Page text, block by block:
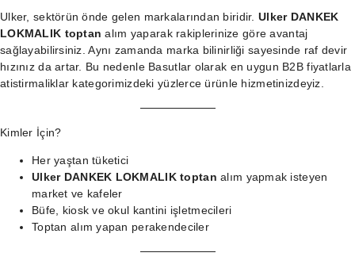
Ulker, sektörün önde gelen markalarından biridir. Ulker DANKEK
LOKMALIK toptan alım yaparak rakiplerinize göre avantaj
sağlayabilirsiniz. Aynı zamanda marka bilinirliği sayesinde raf devir
hızınız da artar. Bu nedenle Basutlar olarak en uygun B2B fiyatlarla
atistirmaliklar kategorimizdeki yüzlerce ürünle hizmetinizdeyiz.
Kimler İçin?
Her yaştan tüketici
Ulker DANKEK LOKMALIK toptan alım yapmak isteyen
market ve kafeler
Büfe, kiosk ve okul kantini işletmecileri
Toptan alım yapan perakendeciler